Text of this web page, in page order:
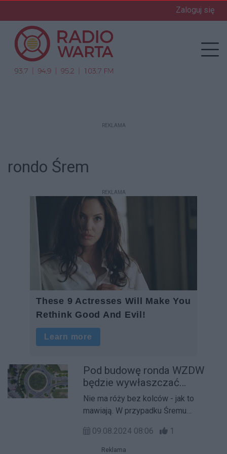
Zaloguj się
REKLAMA
rondo Śrem
REKLAMA
Pod budowę ronda WZDW
będzie wywłaszczać
właścicieli gruntów?
Nie ma róży bez kolców - jak to
mawiają. W przypadku Śremu
idealnie. Ponieważ chcąc budować
nowe rondo, które poprawi
09.08.2024 08:06 1
Reklama